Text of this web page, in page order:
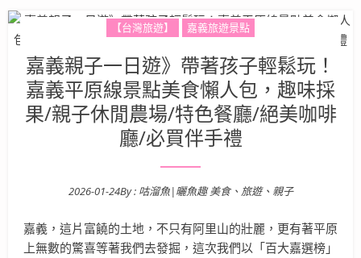
【台灣旅遊】 嘉義旅遊景點
嘉義親子一日遊》帶著孩子輕鬆玩！
嘉義平原線景點美食懶人包，趣味採
果/親子休閒農場/特色餐廳/絕美咖啡
廳/必買伴手禮
Posted on
2026-01-24By : 咕溜魚|曬魚趣 美食、旅遊、親子
嘉義，這片富饒的土地，不只有阿里山的壯麗，更有著平原
上無數的驚喜等著我們去發掘，這次我們以「百大嘉選榜」